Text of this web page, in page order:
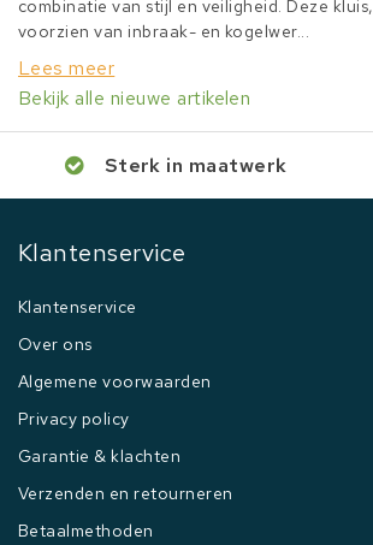
combinatie van stijl en veiligheid. Deze kluis,
voorzien van inbraak- en kogelwer...
Lees meer
Bekijk alle nieuwe artikelen
Sterk in maatwerk
Klantenservice
Klantenservice
Over ons
Algemene voorwaarden
Privacy policy
Garantie & klachten
Verzenden en retourneren
Betaalmethoden